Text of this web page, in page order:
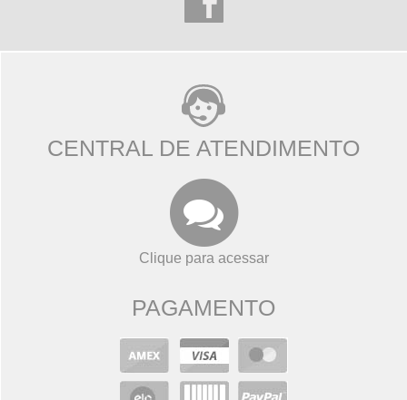
CENTRAL DE ATENDIMENTO
Clique para acessar
PAGAMENTO